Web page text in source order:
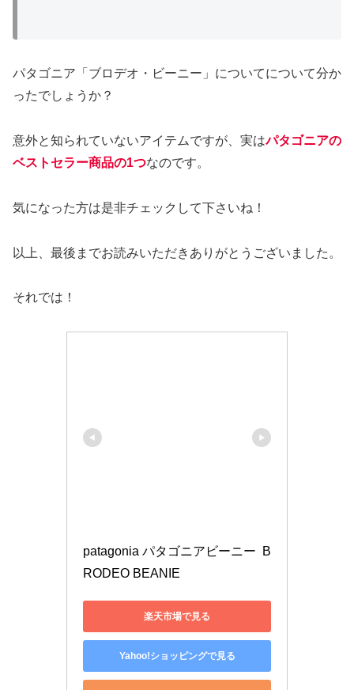
パタゴニア「ブロデオ・ビーニー」についてについて分か
ったでしょうか？
意外と知られていないアイテムですが、実はパタゴニアの
ベストセラー商品の1つなのです。
気になった方は是非チェックして下さいね！
以上、最後までお読みいただきありがとうございました。
それでは！
patagonia パタゴニアビーニー  B
RODEO BEANIE
楽天市場で見る
Yahoo!ショッピングで見る